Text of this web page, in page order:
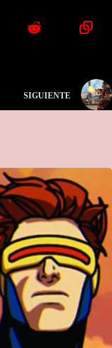
SIGUIENTE